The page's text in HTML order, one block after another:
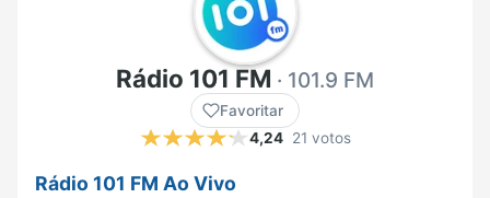
Rádio 101 FM · 101.9 FM
Favoritar
4,24 21 votos
Rádio 101 FM Ao Vivo